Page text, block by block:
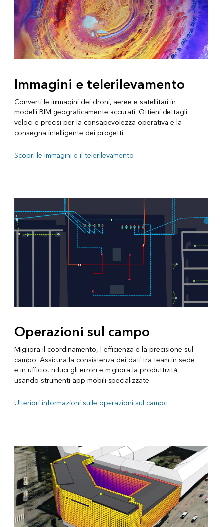
Immagini e telerilevamento
Converti le immagini dei droni, aeree e satellitari in
modelli BIM geograficamente accurati. Ottieni dettagli
veloci e precisi per la consapevolezza operativa e la
consegna intelligente dei progetti.
Scopri le immagini e il telerilevamento
Operazioni sul campo
Migliora il coordinamento, l'efficienza e la precisione sul
campo. Assicura la consistenza dei dati tra team in sede
e in ufficio, riduci gli errori e migliora la produttività
usando strumenti app mobili specializzate.
Ulteriori informazioni sulle operazioni sul campo